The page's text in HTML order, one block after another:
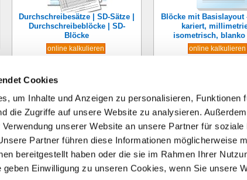
Cookies
um Inhalte und Anzeigen zu personalisieren, Funktionen
die Zugriffe auf unsere Website zu analysieren.
unserer Website an unsere Partner für soziale
Partner führen diese Informationen möglicherweise
bereitgestellt haben oder die sie im Rahmen Ihrer
Einwilligung zu unseren Cookies, wenn Sie unsere
Durchschreibesätze | SD-Sätze |
Durchschreibeblöcke | SD-
Blöcke
online kalkulieren
Blöcke mit Basislayout
kariert,
isometrisch, blanko
online kalkulieren